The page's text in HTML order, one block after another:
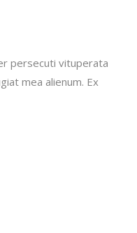
persecuti vituperata
mea alienum. Ex